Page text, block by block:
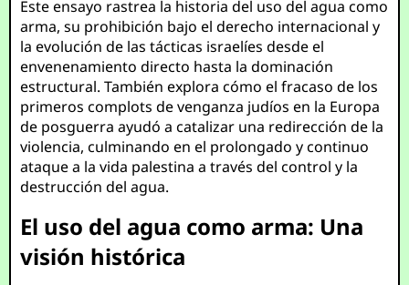
Este ensayo rastrea la historia del uso del agua como
arma, su prohibición bajo el derecho internacional y
la evolución de las tácticas israelíes desde el
envenenamiento directo hasta la dominación
estructural. También explora cómo el fracaso de los
primeros complots de venganza judíos en la Europa
de posguerra ayudó a catalizar una redirección de la
violencia, culminando en el prolongado y continuo
ataque a la vida palestina a través del control y la
destrucción del agua.
El uso del agua como arma: Una
visión histórica